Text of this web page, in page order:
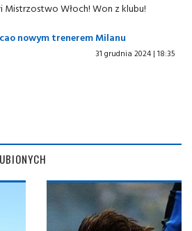
Mistrzostwo Włoch! Won z klubu!
nowym trenerem Milanu
31 grudnia 2024 | 18:35